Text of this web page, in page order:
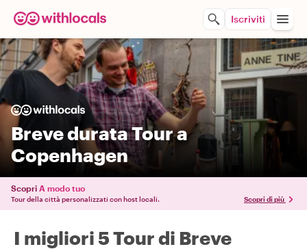
Iscriviti
Breve durata Tour a
Copenhagen
Scopri A modo tuo
Tour della città personalizzati con host locali. Scopri di più
I migliori 5 Tour di Breve